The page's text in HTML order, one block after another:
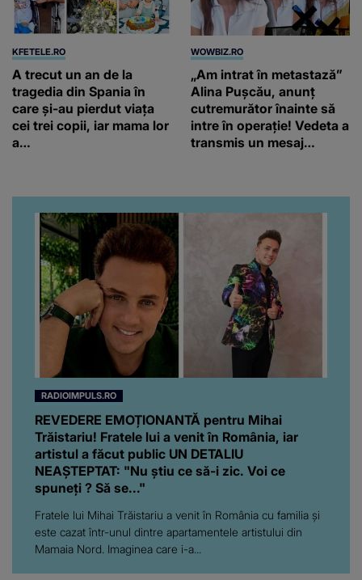
KFETELE.RO
A trecut un an de la
tragedia din Spania în
care și-au pierdut viața
cei trei copii, iar mama lor
a…
WOWBIZ.RO
„Am intrat în metastază”
Alina Pușcău, anunț
cutremurător înainte să
intre în operație! Vedeta a
transmis un mesaj
RADIOIMPULS.RO
REVEDERE EMOȚIONANTĂ pentru Mihai
Trăistariu! Fratele lui a venit în România, iar
artistul a făcut public UN DETALIU
NEAȘTEPTAT: "Nu știu ce să-i zic. Voi ce
spuneți ? Să se..."
Fratele lui Mihai Trăistariu a venit în România cu familia și
este cazat într-unul dintre apartamentele artistului din
Mamaia Nord. Imaginea care i-a...